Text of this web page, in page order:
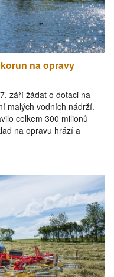
na opravy
září žádat o dotaci na
malých vodních nádrží.
celkem 300 milionů
na opravu hrází a